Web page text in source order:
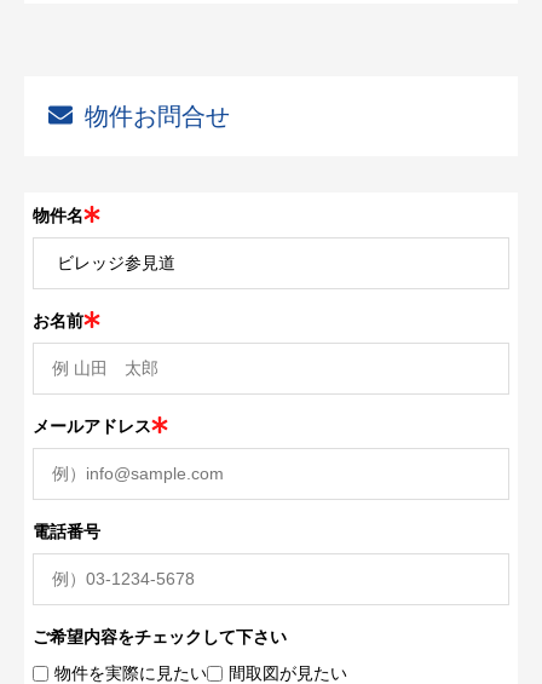
物件お問合せ
物件名
お名前
メールアドレス
電話番号
ご希望内容をチェックして下さい
物件を実際に見たい
間取図が見たい